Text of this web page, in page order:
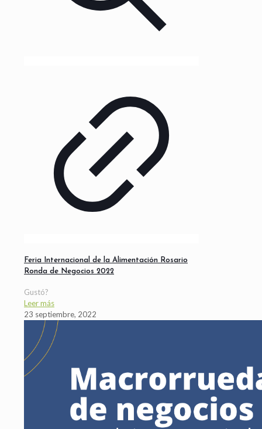
Feria Internacional de la Alimentación Rosario
Ronda de Negocios 2022
Gustó?
Leer más
23 septiembre, 2022